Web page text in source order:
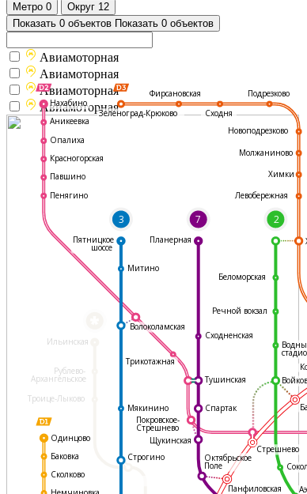
Метро 0 Округ 12
Показать 0 объектов Показать 0 объектов
Ильинская
Рублево-
Архангельское
Троице-Лыково
3 7 2
Фирсановская
Сходня
Подрезково
Новоподрезково
Молжаниново
Химки
Левобережная
Сокол
Сходненская
Трикотажная
Волоколамская
Тушинская
Мякинино
Строгино
Митино
Нахабино
Аникеевка
Опалиха
Красногорская
Павшино
Пенягино
Одинцово
Баковка
Сколково
Пятницкое
шоссе
Планерная
Спартак
Стрешнево
Щукинская
Октябрьское
Поле
Панфиловская
Речной вокзал
Беломорская
Покровское-
Стрешнево
Зеленоград-Крюково
Авиамоторная
Авиамоторная
Авиамоторная
Авиамоторная